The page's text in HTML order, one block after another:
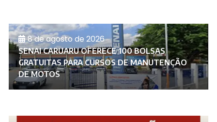
8 de agosto de 2026
SENAI CARUARU OFERECE 100 BOLSAS
GRATUITAS PARA CURSOS DE MANUTENÇÃO
DE MOTOS